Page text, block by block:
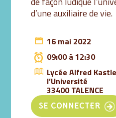
d’une auxiliaire de vie.
16 mai 2022
09:00 à 12:30
Lycée Alfred
l’Université
33400 TALENCE
SE CONNECTER